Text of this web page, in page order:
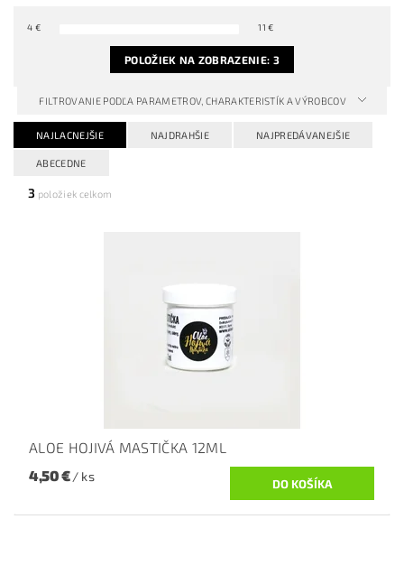
4 € 11 €
POLOŽIEK NA ZOBRAZENIE: 3
FILTROVANIE PODĽA PARAMETROV, CHARAKTERISTÍK A VÝROBCOV
NAJLACNEJŠIE NAJDRAHŠIE NAJPREDÁVANEJŠIE
ABECEDNE
3 položiek celkom
ALOE HOJIVÁ MASTIČKA 12ML
4,50 €/ ks